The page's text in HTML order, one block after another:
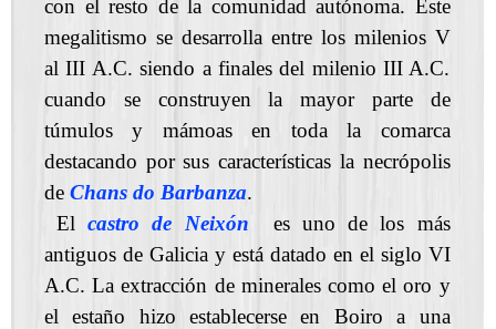
con el resto de la comunidad autónoma. Este
megalitismo se desarrolla entre los milenios V
al III A.C. siendo a finales del milenio III A.C.
cuando se construyen la mayor parte de
túmulos y mámoas en toda la comarca
destacando por sus características la necrópolis
de Chans do Barbanza.
Elcastro de Neixón es uno de los más
antiguos de Galicia y está datado en el siglo VI
A.C. La extracción de minerales como el oro y
el estaño hizo establecerse en Boiro a una